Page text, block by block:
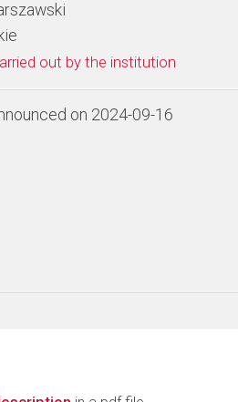
out by the institution
on 2024-09-16